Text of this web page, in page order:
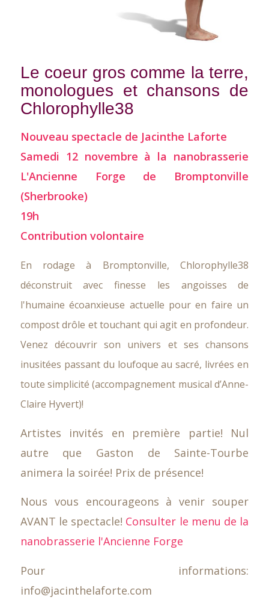
Le coeur gros comme la terre,
monologues et chansons de
Chlorophylle38
Nouveau spectacle de Jacinthe Laforte
Samedi 12 novembre à la nanobrasserie
L'Ancienne Forge de Bromptonville
(Sherbrooke)
19h
Contribution volontaire
En rodage à Bromptonville, Chlorophylle38
déconstruit avec finesse les angoisses de
l'humaine écoanxieuse actuelle pour en faire un
compost drôle et touchant qui agit en profondeur.
Venez découvrir son univers et ses chansons
inusitées passant du loufoque au sacré, livrées en
toute simplicité (accompagnement musical d’Anne-
Claire Hyvert)!
Artistes invités en première partie! Nul
autre que Gaston de Sainte-Tourbe
animera la soirée! Prix de présence!
Nous vous encourageons à venir souper
AVANT le spectacle! Consulter le menu de la
nanobrasserie l'Ancienne Forge
Pour informations:
info@jacinthelaforte.com